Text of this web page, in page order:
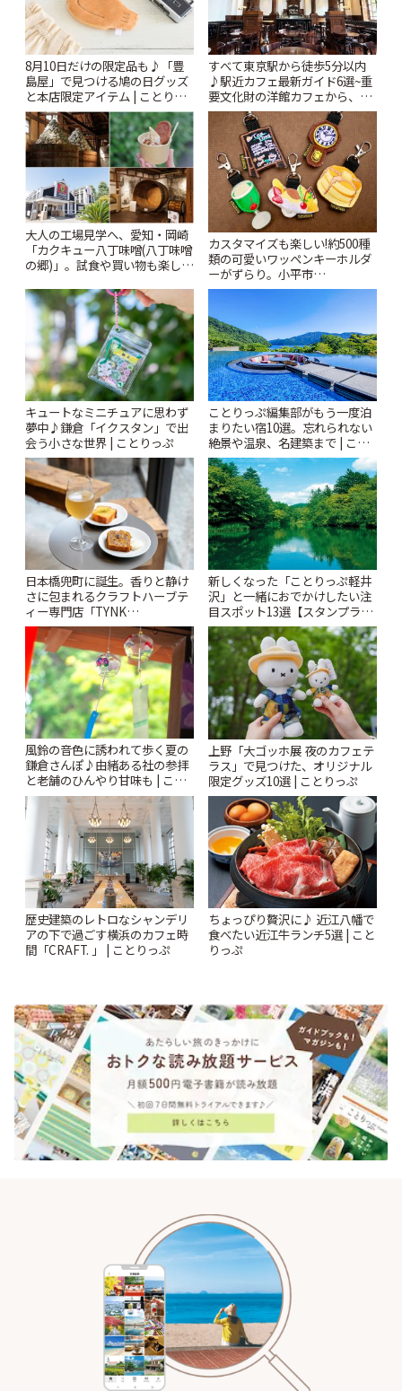
8月10日だけの限定品も♪「豊
島屋」で見つける鳩の日グッズ
と本店限定アイテム | ことりっ
ぷ
すべて東京駅から徒歩5分以内
♪駅近カフェ最新ガイド6選~重
要文化財の洋館カフェから、改
札すぐのレトロ喫茶まで~ | こと
りっぷ
大人の工場見学へ、愛知・岡崎
「カクキュー八丁味噌(八丁味噌
の郷)」。試食や買い物も楽しみ
カスタマイズも楽しい!約500種
類の可愛いワッペンキーホルダ
ーがずらり。小平市
「Kimamaya T&K」 | ことりっ
キュートなミニチュアに思わず
夢中♪鎌倉「イクスタン」で出
会う小さな世界 | ことりっぷ
ことりっぷ編集部がもう一度泊
まりたい宿10選。忘れられない
絶景や温泉、名建築まで | こと
りっぷ
日本橋兜町に誕生。香りと静け
さに包まれるクラフトハーブテ
ィー専門店「TYNK
Kabutocho」 | ことりっぷ
新しくなった「ことりっぷ軽井
沢」と一緒におでかけしたい注
目スポット13選【スタンプラリ
ー開催中】 | ことりっぷ
風鈴の音色に誘われて歩く夏の
鎌倉さんぽ♪由緒ある社の参拝
と老舗のひんやり甘味も | こと
りっぷ
上野「大ゴッホ展 夜のカフェテ
ラス」で見つけた、オリジナル
限定グッズ10選 | ことりっぷ
歴史建築のレトロなシャンデリ
アの下で過ごす横浜のカフェ時
間「CRAFT. 」 | ことりっぷ
ちょっぴり贅沢に♪ 近江八幡で
食べたい近江牛ランチ5選 | こと
りっぷ